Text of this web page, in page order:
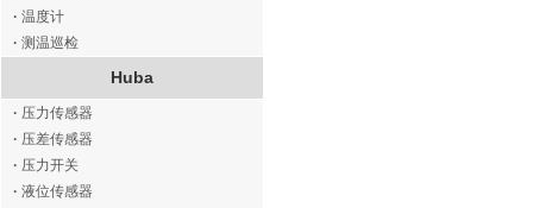
· 温度计
· 测温巡检
Huba
· 压力传感器
· 压差传感器
· 压力开关
· 液位传感器